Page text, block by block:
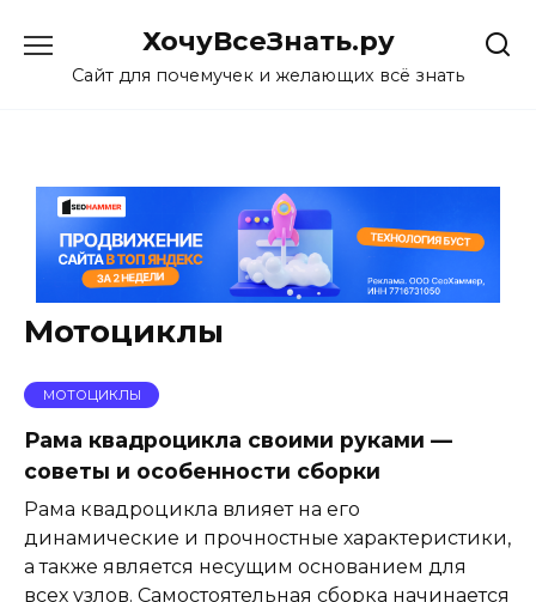
content
ХочуВсеЗнать.ру
Сайт для почемучек и желающих всё знать
Мотоциклы
МОТОЦИКЛЫ
Рама квадроцикла своими руками —
советы и особенности сборки
Рама квадроцикла влияет на его
динамические и прочностные характеристики,
а также является несущим основанием для
всех узлов. Самостоятельная сборка начинается